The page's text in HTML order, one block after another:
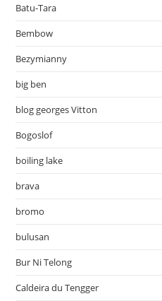
Batu-Tara
Bembow
Bezymianny
big ben
blog georges Vitton
Bogoslof
boiling lake
brava
bromo
bulusan
Bur Ni Telong
Caldeira du Tengger